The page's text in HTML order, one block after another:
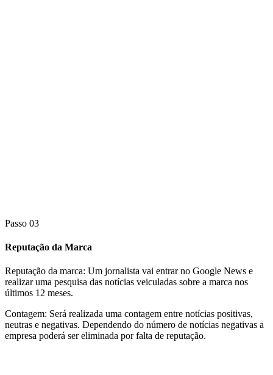
Passo 03
Reputação da Marca
Reputação da marca: Um jornalista vai entrar no Google News e
realizar uma pesquisa das notícias veiculadas sobre a marca nos
últimos 12 meses.
Contagem: Será realizada uma contagem entre notícias positivas,
neutras e negativas. Dependendo do número de notícias negativas a
empresa poderá ser eliminada por falta de reputação.